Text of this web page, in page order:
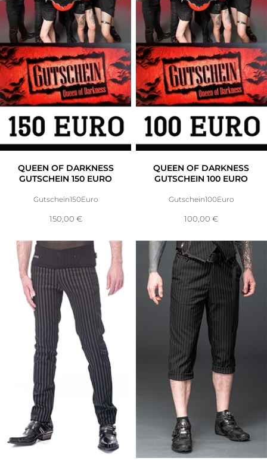
QUEEN OF DARKNESS
GUTSCHEIN 150 EURO
Gutschein150Euro
150,00 €
QUEEN OF DARKNESS
GUTSCHEIN 100 EURO
Gutschein100Euro
100,00 €